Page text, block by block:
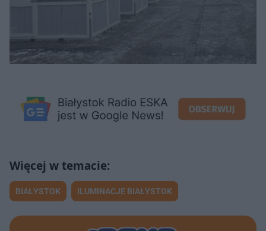
BIAŁYSTOK ILUMINACJE BIAŁYSTOK